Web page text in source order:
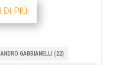
DI PIÙ
GABBIANELLI (22)